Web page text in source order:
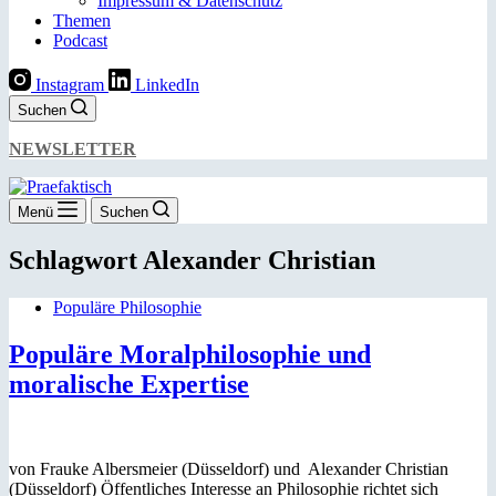
Themen
Podcast
Instagram LinkedIn
Suchen
NEWSLETTER
Menü Suchen
Schlagwort Alexander Christian
Populäre Philosophie
Populäre Moralphilosophie und
moralische Expertise
von Frauke Albersmeier (Düsseldorf) und Alexander Christian
(Düsseldorf) Öffentliches Interesse an Philosophie richtet sich